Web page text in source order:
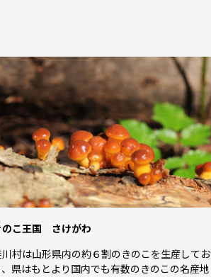
のこ王国 さけがわ
川村は山形県内の約６割のきのこを生産してお
、県はもとより国内でも有数のきのこの名産地